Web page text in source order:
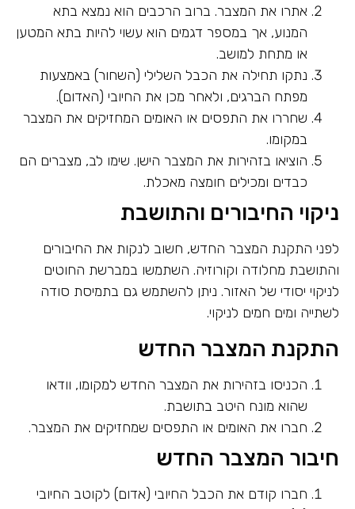
אתרו את המצבר. ברוב הרכבים הוא נמצא בתא
המנוע, אך במספר דגמים הוא עשוי להיות בתא המטען
או מתחת למושב.
נתקו תחילה את הכבל השלילי (השחור) באמצעות
מפתח הברגים, ולאחר מכן את החיובי (האדום).
שחררו את התפסים או האומים המחזיקים את המצבר
במקומו.
הוציאו בזהירות את המצבר הישן. שימו לב, מצברים הם
כבדים ומכילים חומצה מאכלת.
ניקוי החיבורים והתושבת
לפני התקנת המצבר החדש, חשוב לנקות את החיבורים
והתושבת מחלודה וקורוזיה. השתמשו במברשת החוטים
לניקוי יסודי של האזור. ניתן להשתמש גם בתמיסת סודה
לשתייה ומים חמים לניקוי.
התקנת המצבר החדש
הכניסו בזהירות את המצבר החדש למקומו, וודאו
שהוא מונח היטב בתושבת.
חברו את האומים או התפסים שמחזיקים את המצבר.
חיבור המצבר החדש
חברו קודם את הכבל החיובי (אדום) לקוטב החיובי